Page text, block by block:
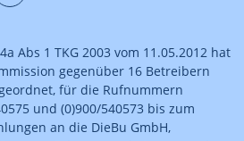
Abs 1 TKG 2003 vom 11.05.2012 hat
gegenüber 16 Betreibern
für die Rufnummern
und (0)900/540573 bis zum
an die DieBu GmbH,